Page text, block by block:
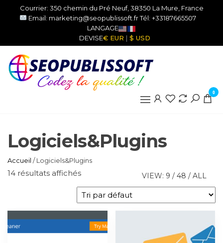
Courrier: 350 chemin du Pré Neuf, 38350 La Mure, France
Email: marketing@seopublissoft.fr Tél: +33187665507
LANGAGE
DEVISE€ EUR | $ USD
0
Logiciels&Plugins
Accueil / Logiciels&Plugins
VIEW: 9 / 48 / ALL
14 résultats affichés